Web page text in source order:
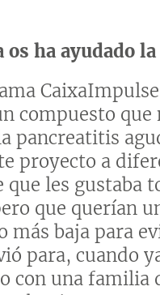
os ha ayudado
compuesto que
pancreatitis
proyecto a
que les gustaba
que querían
más baja para
para, cuando
con una familia